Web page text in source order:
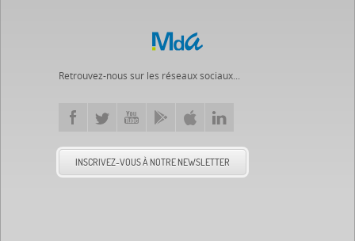
Retrouvez-nous sur les réseaux sociaux...
INSCRIVEZ-VOUS À NOTRE NEWSLETTER